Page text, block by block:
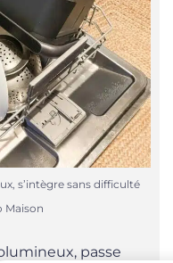
s’intègre sans difficulté
Maison
passe